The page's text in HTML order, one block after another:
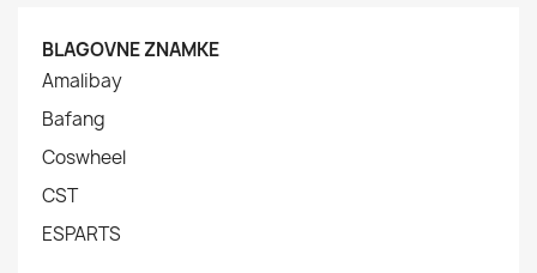
BLAGOVNE ZNAMKE
Amalibay
Bafang
Coswheel
CST
ESPARTS